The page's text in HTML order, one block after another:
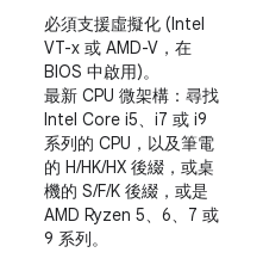
必須支援虛擬化 (Intel
VT-x 或 AMD-V，在
BIOS 中啟用)。
最新 CPU 微架構：尋找
Intel Core i5、i7 或 i9
系列的 CPU，以及筆電
的 H/HK/HX 後綴，或桌
機的 S/F/K 後綴，或是
AMD Ryzen 5、6、7 或
9 系列。